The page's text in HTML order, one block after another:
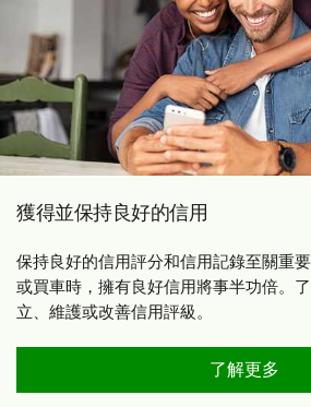
獲得並保持良好的信用
保持良好的信用評分和信用記錄至關重
或買車時，擁有良好信用將事半功倍。
立、維護或改善信用評級。
了解更多